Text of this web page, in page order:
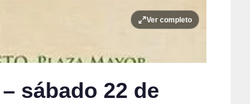
Ver completo
sábado 22 de